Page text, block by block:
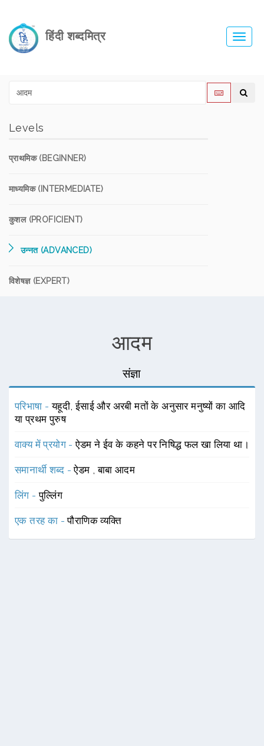
हिंदी शब्दमित्र
Levels
प्राथमिक (BEGINNER)
माध्यमिक (INTERMEDIATE)
कुशल (PROFICIENT)
उन्नत (ADVANCED)
विशेषज्ञ (EXPERT)
आदम
संज्ञा
परिभाषा -यहूदी, ईसाई और अरबी मतों के अनुसार मनुष्यों का आदि
या प्रथम पुरुष
वाक्य में प्रयोग -ऐडम ने ईव के कहने पर निषिद्ध फल खा लिया था।
समानार्थी शब्द -ऐडम ,बाबा आदम
लिंग -पुल्लिंग
एक तरह का -पौराणिक व्यक्ति